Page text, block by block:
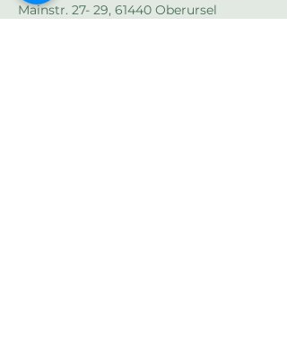
Mainstr. 27- 29, 61440 Oberursel